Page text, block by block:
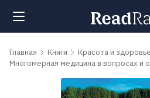
Поиск
Главная Книги
Красота и здоровье
Многомерная медицина в вопросах и